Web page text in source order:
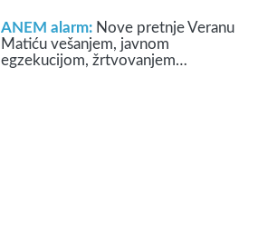
ANEM alarm: Nove pretnje Veranu
Matiću vešanjem, javnom
egzekucijom, žrtvovanjem…